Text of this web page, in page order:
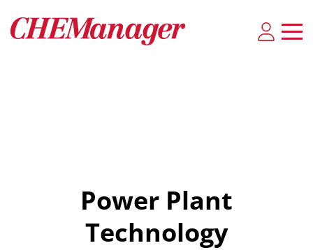
Power Plant
Technology